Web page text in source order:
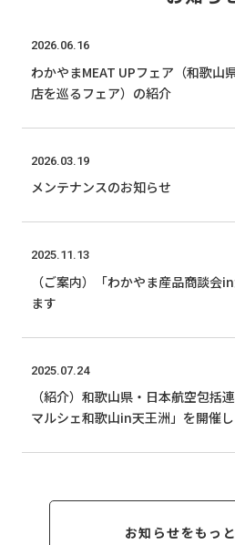
2026.06.16
わかやまMEAT UPフェア（和歌山
店を巡るフェア）の紹介
2026.03.19
メンテナンスのお知らせ
2025.11.13
（ご案内）「わかやま産品商談会
ます
2025.07.24
（紹介）和歌山県・日本航空包括
マルシェ和歌山in天王洲」を開催し
お知らせをもっ